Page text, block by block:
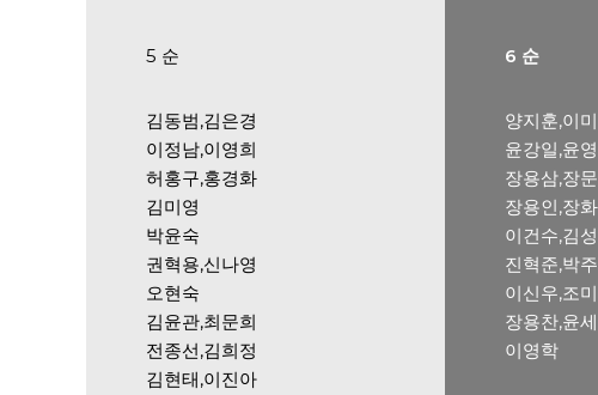
5 순
김동범,김은경
이정남,이영희
허홍구,홍경화
김미영
박윤숙
권혁용,신나영
오현숙
김윤관,최문희
전종선,김희정
김현태,이진아
6 순
양지훈,이
윤강일,윤
장용삼,장
장용인,장
이건수,김
진혁준,박
이신우,조
장용찬,윤
이영학